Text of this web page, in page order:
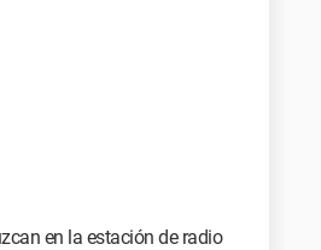
en la estación de radio